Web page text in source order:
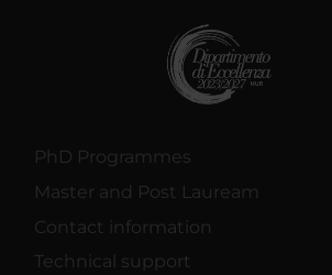
PhD Programmes
Master and Post Lauream
Contact information
Technical support